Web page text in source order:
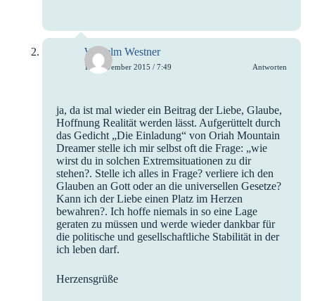
Wilhelm Westner
10. November 2015 / 7:49 Antworten
ja, da ist mal wieder ein Beitrag der Liebe, Glaube,
Hoffnung Realität werden lässt. Aufgerüttelt durch
das Gedicht „Die Einladung“ von Oriah Mountain
Dreamer stelle ich mir selbst oft die Frage: „wie
wirst du in solchen Extremsituationen zu dir
stehen?. Stelle ich alles in Frage? verliere ich den
Glauben an Gott oder an die universellen Gesetze?
Kann ich der Liebe einen Platz im Herzen
bewahren?. Ich hoffe niemals in so eine Lage
geraten zu müssen und werde wieder dankbar für
die politische und gesellschaftliche Stabilität in der
ich leben darf.
Herzensgrüße